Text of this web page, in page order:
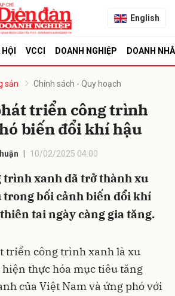
English
VCCI DOANH NGHIỆP DOANH
sản Chính sách - Quy hoạch
triển công trình
biến đổi khí hậu
10/02/2025 04:00
trình xanh đã trở thành xu
trong bối cảnh biến đổi khí
tai ngày càng gia tăng.
triển công trình xanh là xu
thực hóa mục tiêu tăng
của Việt Nam và ứng phó với
Hủy